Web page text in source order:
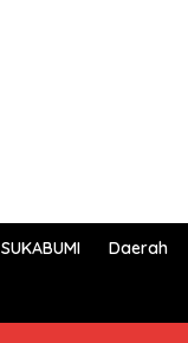
SUKABUMI Daerah